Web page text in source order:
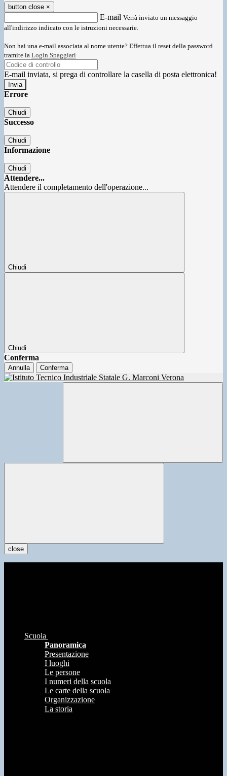
button close ×
E-mail Verrà inviato un messaggio
all'indirizzo indicato con le istruzioni necessarie.
Non hai una e-mail associata al nome utente? Effettua il reset della password
tramite la Login Spaggiari
E-mail inviata, si prega di controllare la casella di posta elettronica!
Errore
Chiudi
Successo
Chiudi
Informazione
Chiudi
Attendere...
Attendere il completamento dell'operazione...
Chiudi
Chiudi
Conferma
Annulla Conferma
close
Scuola
Panoramica
Presentazione
I luoghi
Le persone
I numeri della scuola
Le carte della scuola
Organizzazione
La storia